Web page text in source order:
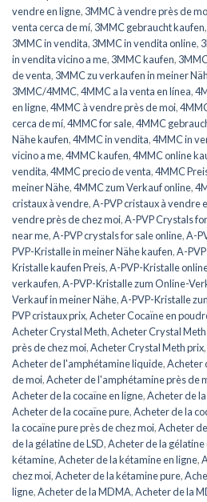
vendre en ligne, 3MMC à vendre près de
venta cerca de mí, 3MMC gebraucht kaufen,
3MMC in vendita, 3MMC in vendita online,
in vendita vicino a me, 3MMC kaufen,
de venta, 3MMC zu verkaufen in meiner
3MMC/4MMC,4MMC a la venta en línea,
en ligne,4MMC à vendre près de moi,
cerca de mí,4MMC for sale,4MMC
Nähe kaufen,4MMC in vendita,4MMC in
vicino a me,4MMC kaufen,4MMC online
vendita,4MMC precio de venta,4MMC
meiner Nähe,4MMC zum Verkauf online,
cristaux à vendre,A-PVP cristaux à vendre
vendre près de chez moi,A-PVP Crystals
near me,A-PVP crystals for sale online,A-
PVP-Kristalle in meiner Nähe kaufen,A-
Kristalle kaufen Preis,A-PVP-Kristalle
verkaufen,A-PVP-Kristalle zum Online-
Verkauf in meiner Nähe,A-PVP-Kristalle
PVP cristaux prix,Acheter Cocaïne en
Acheter Crystal Meth,Acheter Crystal
près de chez moi,Acheter Crystal Meth prix,
Acheter de l'amphétamine liquide,Acheter
de moi,Acheter de l'amphétamine près de
Acheter de la cocaïne en ligne,Acheter de
Acheter de la cocaïne pure,Acheter de la
la cocaïne pure près de chez moi,Acheter
de la gélatine de LSD,Acheter de la gélatine
kétamine,Acheter de la kétamine en ligne,
chez moi,Acheter de la kétamine pure,
ligne,Acheter de la MDMA,Acheter de la